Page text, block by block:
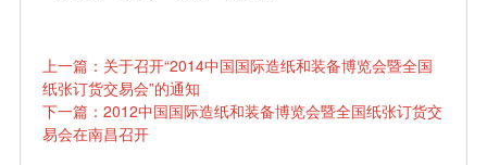
上一篇：关于召开“2014中国国际造纸和装备博览会暨全国
纸张订货交易会”的通知
下一篇：2012中国国际造纸和装备博览会暨全国纸张订货交
易会在南昌召开